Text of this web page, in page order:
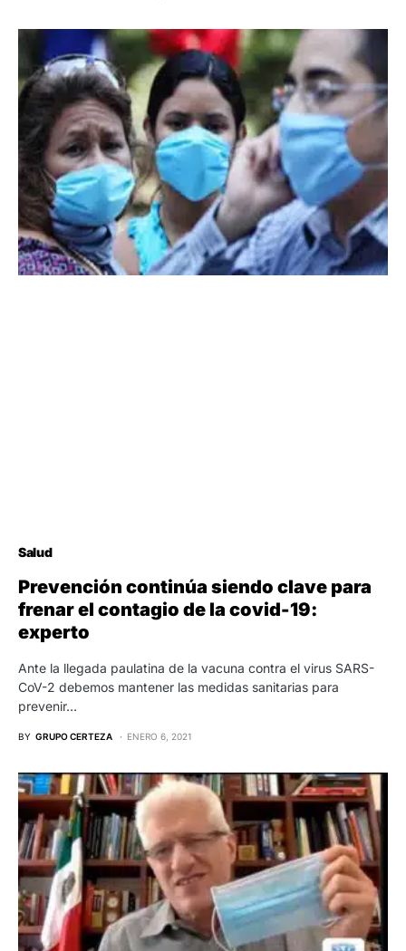
Salud
Prevención continúa siendo clave para
frenar el contagio de la covid-19:
experto
Ante la llegada paulatina de la vacuna contra el virus SARS-
CoV-2 debemos mantener las medidas sanitarias para
prevenir…
BY GRUPO CERTEZA ENERO 6, 2021